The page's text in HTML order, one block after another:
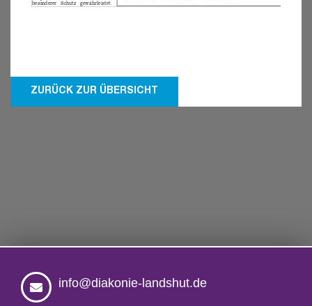
ZURÜCK ZUR ÜBERSICHT
info@diakonie-landshut.de